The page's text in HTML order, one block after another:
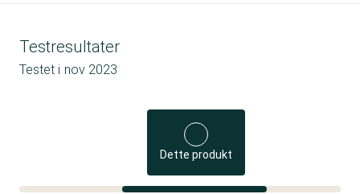
Testresultater
Testet i nov 2023
Dette produkt